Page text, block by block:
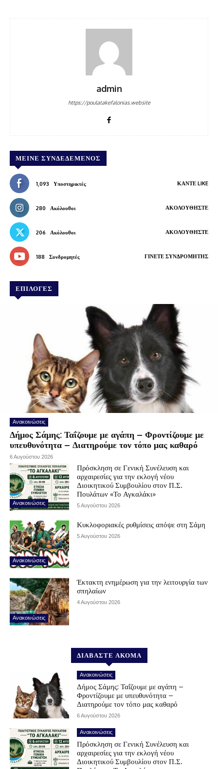
admin
https://poulatakefalonias.website
ΜΕΊΝΕ ΣΥΝΔΕΔΕΜΈΝΟΣ
1,093 Υποστηρικτές ΚΆΝΤΕ LIKE
280 Ακόλουθοι ΑΚΟΛΟΥΘΉΣΤΕ
206 Ακόλουθοι ΑΚΟΛΟΥΘΉΣΤΕ
188 Συνδρομητές ΓΊΝΕΤΕ ΣΥΝΔΡΟΜΗΤΉΣ
ΕΠΙΛΟΓΕΣ
Ανακοινώσεις
Δήμος Σάμης: Ταΐζουμε με αγάπη – Φροντίζουμε με
υπευθυνότητα – Διατηρούμε τον τόπο μας καθαρό
6 Αυγούστου 2026
Ανακοινώσεις
Πρόσκληση σε Γενική Συνέλευση και
αρχαιρεσίες για την εκλογή νέου
Διοικητικού Συμβουλίου στον Π.Σ.
Πουλάτων «Το Αγκαλάκι»
5 Αυγούστου 2026
Ανακοινώσεις
Κυκλοφοριακές ρυθμίσεις απόψε στη Σάμη
5 Αυγούστου 2026
Ανακοινώσεις
Έκτακτη ενημέρωση για την λειτουργία των
σπηλαίων
4 Αυγούστου 2026
ΔΙΑΒΑΣΤΕ ΑΚΟΜΑ
Ανακοινώσεις
Δήμος Σάμης: Ταΐζουμε με αγάπη –
Φροντίζουμε με υπευθυνότητα –
Διατηρούμε τον τόπο μας καθαρό
6 Αυγούστου 2026
Ανακοινώσεις
Πρόσκληση σε Γενική Συνέλευση και
αρχαιρεσίες για την εκλογή νέου
Διοικητικού Συμβουλίου στον Π.Σ.